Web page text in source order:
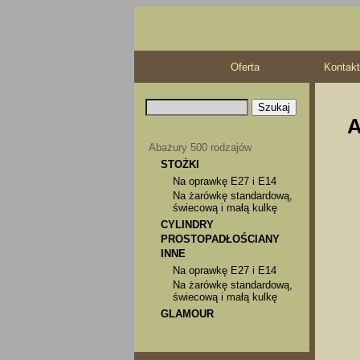
Oferta Kontakt
Abażury 500 rodzajów
STOŻKI
Na oprawkę E27 i E14
Na żarówkę standardową,
świecową i małą kulkę
CYLINDRY
PROSTOPADŁOŚCIANY
INNE
Na oprawkę E27 i E14
Na żarówkę standardową,
świecową i małą kulkę
GLAMOUR